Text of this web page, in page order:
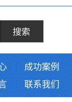
成功案例
联系我们